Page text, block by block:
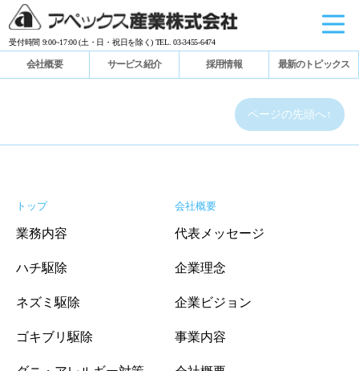
受付時間 9:00~17:00 (土・日・祝日を除く) TEL. 03-3455-6474
会社概要 サービス紹介 採用情報 最新のトピックス
ページの先頭へ↑
トップ
業務内容
ハチ駆除
ネズミ駆除
ゴキブリ駆除
会社概要
代表メッセージ
企業理念
企業ビジョン
事業内容